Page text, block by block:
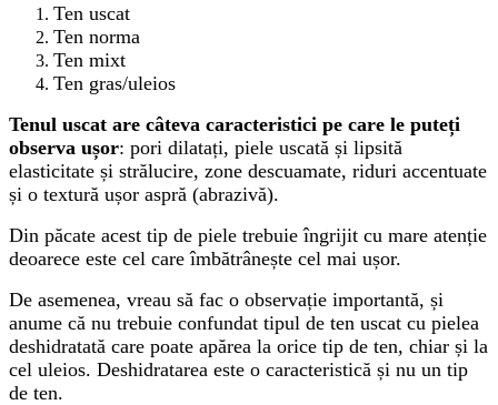
Ten uscat
Ten norma
Ten mixt
Ten gras/uleios
Tenul uscat are câteva caracteristici pe care le puteți
observa ușor: pori dilatați, piele uscată și lipsită
elasticitate și strălucire, zone descuamate, riduri accentuate
și o textură ușor aspră (abrazivă).
Din păcate acest tip de piele trebuie îngrijit cu mare atenție
deoarece este cel care îmbătrânește cel mai ușor.
De asemenea, vreau să fac o observație importantă, și
anume că nu trebuie confundat tipul de ten uscat cu pielea
deshidratată care poate apărea la orice tip de ten, chiar și la
cel uleios. Deshidratarea este o caracteristică și nu un tip
de ten.